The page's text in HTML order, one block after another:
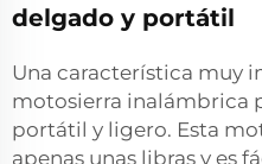
delgado y portátil
Una característica muy
motosierra inalámbrica
portátil y ligero. Esta
apenas unas libras y es